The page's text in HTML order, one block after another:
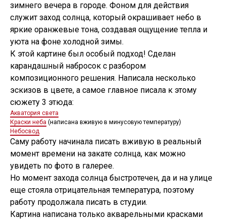
зимнего вечера в городе. Фоном для действия
служит заход солнца, который окрашивает небо в
яркие оранжевые тона, создавая ощущение тепла и
уюта на фоне холодной зимы.
К этой картине был особый подход! Сделан
карандашный набросок с разбором
композиционного решения. Написала несколько
эскизов в цвете, а самое главное писала к этому
сюжету 3 этюда:
Акватория света
Краски неба (написана вживую в минусовую температуру)
Небосвод
Саму работу начинала писать вживую в реальный
момент времени на закате солнца, как можно
увидеть по фото в галерее.
Но момент захода солнца быстротечен, да и на улице
еще стояла отрицательная температура, поэтому
работу продолжала писать в студии.
Картина написана только акварельными красками